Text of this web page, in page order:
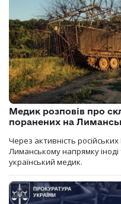
Медик розповів про
поранених на
Через активність
Лиманському напрямку іноді
український медик.